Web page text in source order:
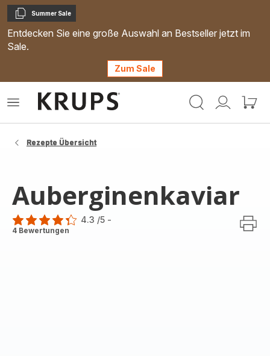
Kopieren
Summer Sale
Entdecken Sie eine große Auswahl an Bestseller jetzt im
Sale.
Zum Sale
Mein
Mein
Das
Rezepte Übersicht
Auberginenkaviar
ratings.4.3
4.3 /5 -
4 Bewertungen